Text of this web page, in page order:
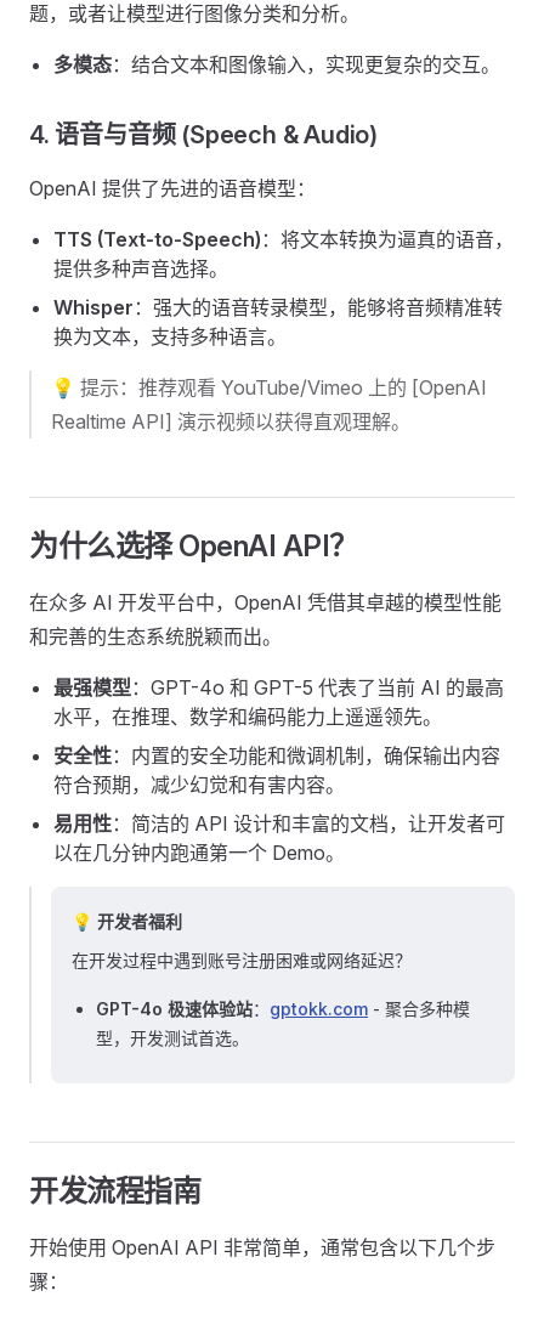
题，或者让模型进行图像分类和分析。
多模态：结合文本和图像输入，实现更复杂的交互。
4. 语音与音频 (Speech & Audio)
OpenAI 提供了先进的语音模型：
TTS (Text-to-Speech) ：将文本转换为逼真的语音，
提供多种声音选择。
Whisper ：强大的语音转录模型，能够将音频精准转
换为文本，支持多种语言。
💡 提示：推荐观看 YouTube/Vimeo 上的 [OpenAI
Realtime API] 演示视频以获得直观理解。
为什么选择 OpenAI API？
在众多 AI 开发平台中，OpenAI 凭借其卓越的模型性能
和完善的生态系统脱颖而出。
最强模型：GPT-4o 和 GPT-5 代表了当前 AI 的最高
水平，在推理、数学和编码能力上遥遥领先。
安全性：内置的安全功能和微调机制，确保输出内容
符合预期，减少幻觉和有害内容。
易用性：简洁的 API 设计和丰富的文档，让开发者可
以在几分钟内跑通第一个 Demo。
💡 开发者福利
在开发过程中遇到账号注册困难或网络延迟？
GPT-4o 极速体验站： gptokk.com - 聚合多种模
型，开发测试首选。
开发流程指南
开始使用 OpenAI API 非常简单，通常包含以下几个步
骤：